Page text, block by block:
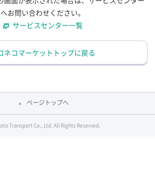
へお問い合わせください。
サービスセンター一覧
ネコマーケットトップに戻る
ページトップへ
Transport Co., Ltd. All Rights Reserved.